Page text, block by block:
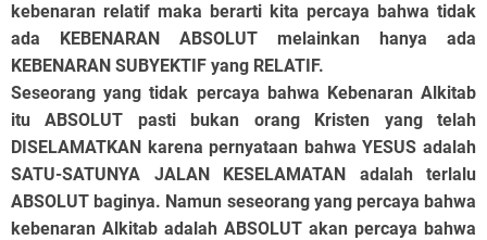
kebenaran relatif maka berarti kita percaya bahwa tidak
ada KEBENARAN ABSOLUT melainkan hanya ada
KEBENARAN SUBYEKTIF yang RELATIF.
Seseorang yang tidak percaya bahwa Kebenaran Alkitab
itu ABSOLUT pasti bukan orang Kristen yang telah
DISELAMATKAN karena pernyataan bahwa YESUS adalah
SATU-SATUNYA JALAN KESELAMATAN adalah terlalu
ABSOLUT baginya. Namun seseorang yang percaya bahwa
kebenaran Alkitab adalah ABSOLUT akan percaya bahwa